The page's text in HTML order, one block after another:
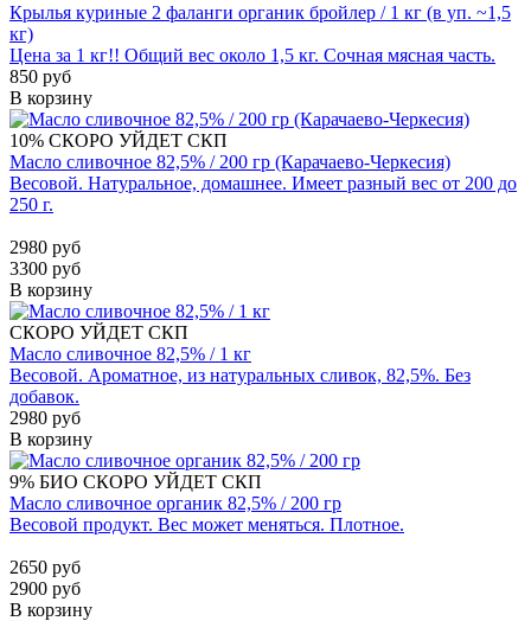
Крылья куриные 2 фаланги органик бройлер / 1 кг (в уп. ~1,5
кг)
Цена за 1 кг!! Общий вес около 1,5 кг. Сочная мясная часть.
850 руб
В корзину
10% СКОРО УЙДЕТ СКП
Масло сливочное 82,5% / 200 гр (Карачаево-Черкесия)
Весовой. Натуральное, домашнее. Имеет разный вес от 200 до
250 г.
2980 руб
3300 руб
В корзину
СКОРО УЙДЕТ СКП
Масло сливочное 82,5% / 1 кг
Весовой. Ароматное, из натуральных сливок, 82,5%. Без
добавок.
2980 руб
В корзину
9% БИО СКОРО УЙДЕТ СКП
Масло сливочное органик 82,5% / 200 гр
Весовой продукт. Вес может меняться. Плотное.
2650 руб
2900 руб
В корзину